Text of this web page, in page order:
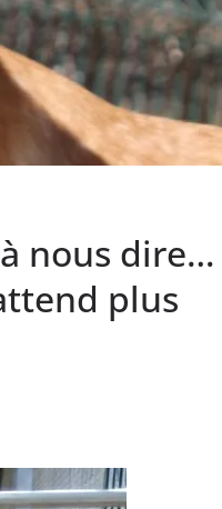
à nous dire…
plus